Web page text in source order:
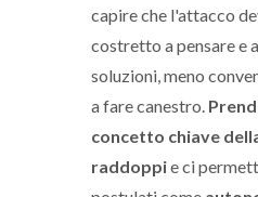
capire che l'attacco
costretto a pensare e
soluzioni, meno
a fare canestro.
concetto chiave
raddoppie ci